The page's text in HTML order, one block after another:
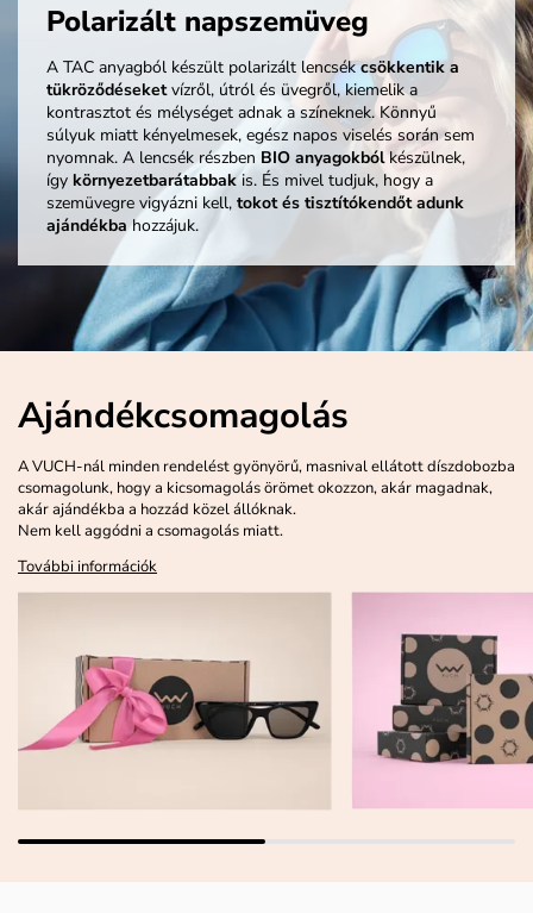
Polarizált napszemüveg
A TAC anyagból készült polarizált lencsékcsökkentik a
tükröződéseketvízről, útról és üvegről, kiemelik a
kontrasztot és mélységet adnak a színeknek. Könnyű
súlyuk miatt kényelmesek, egész napos viselés során sem
nyomnak. A lencsék részben BIO anyagokbólkészülnek,
így környezetbarátabbakis. És mivel tudjuk, hogy a
szemüvegre vigyázni kell, tokot és tisztítókendőt adunk
ajándékbahozzájuk.
Ajándékcsomagolás
A VUCH-nál minden rendelést gyönyörű, masnival ellátott díszdobozba
csomagolunk, hogy a kicsomagolás örömet okozzon, akár magadnak,
akár ajándékba a hozzád közel állóknak.
Nem kell aggódni a csomagolás miatt.
További információk